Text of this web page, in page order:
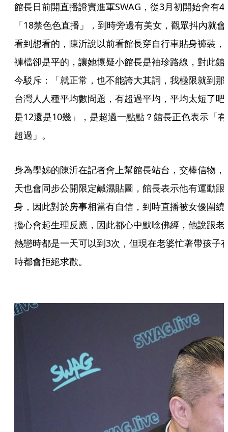
館長日前開直播證實進軍SWAG，從3月初開始會有4
「18禁色色直播」，到時旁邊有美女，觀眾抖內就會
看到想看的，陳沂說以前看館長穿自行車貼身褲裝，
褲檔卻是平的，讓她懷疑小館長是袖珍路線，對此館
今駁斥：「就正常，也不能誇大其詞，我極限就到那
台灣人人種平均數問題，有超過平均，平均太短了吧
是12還是10幾」，是超過一點點？館長正色表示「有
超過」。
身為學姊的陳沂在記者會上幫館長站台，交棒信物，
天也會同步公開限定鹹濕貼圖，館長表示他有運動跟
身，因此對於房事相當有自信，到時直播被女優圍繞
擔心會起生理反應，因此都心中默唸佛經，他說跟老
熱戀時都是一天可以到3次，但現在老婆忙著帶孩子
時都會拒絕求歡。